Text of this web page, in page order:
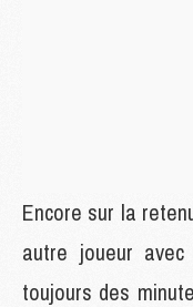
Encore sur la
autre joueur
toujours des